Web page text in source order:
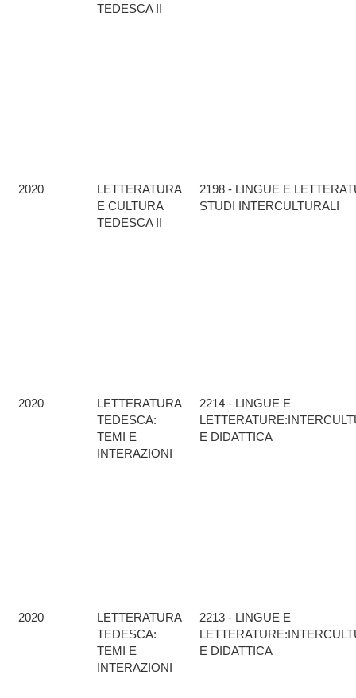
TEDESCA II
2020
LETTERATURA
E CULTURA
TEDESCA II
2198 - LINGUE E
STUDI INTERCULTURALI
2020
LETTERATURA
TEDESCA:
TEMI E
INTERAZIONI
2214 - LINGUE E
E DIDATTICA
2020
LETTERATURA
TEDESCA:
TEMI E
INTERAZIONI
2213 - LINGUE E
E DIDATTICA